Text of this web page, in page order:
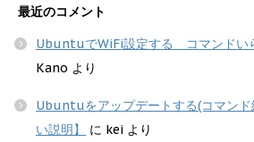
最近のコメント
UbuntuでWiFi設定する コマンドい
Kano より
Ubuntuをアップデートする(コマン
い説明】
に kei より